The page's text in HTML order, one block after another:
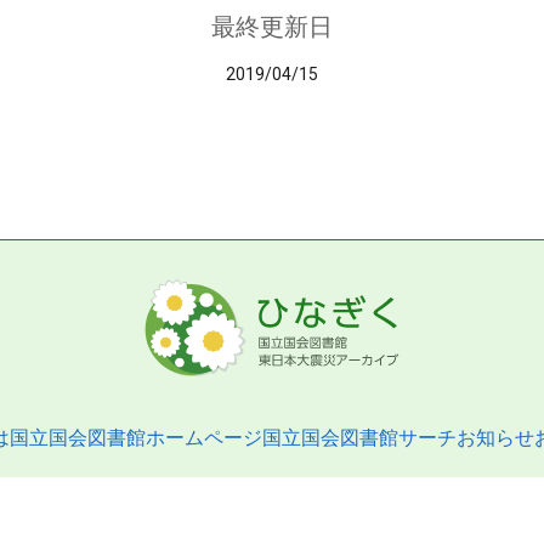
最終更新日
2019/04/15
国立国会図書館ホームページ国立国会図書館サーチお知らせ